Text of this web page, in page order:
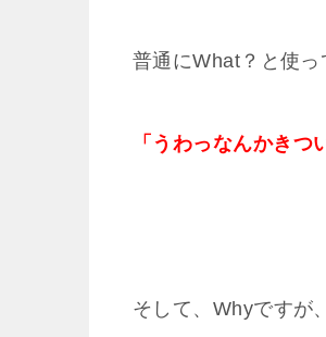
普通にWhat？と使
「うわっなんかきつ
そして、Whyですが